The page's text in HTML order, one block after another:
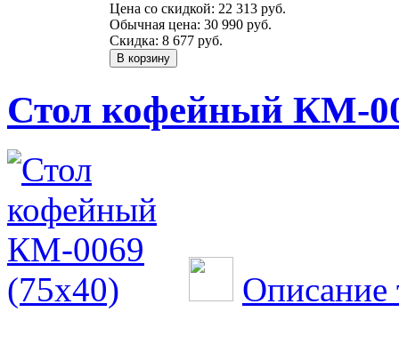
Цена со скидкой: 22 313 руб.
Обычная цена: 30 990 руб.
Скидка: 8 677 руб.
Стол кофейный КМ-
Описание